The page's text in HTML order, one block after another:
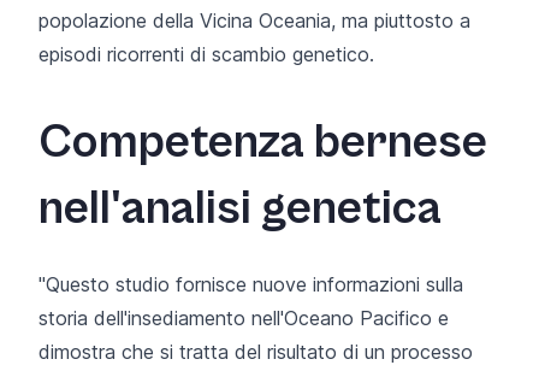
popolazione della Vicina Oceania, ma piuttosto a
episodi ricorrenti di scambio genetico.
Competenza bernese
nell'analisi genetica
"Questo studio fornisce nuove informazioni sulla
storia dell'insediamento nell'Oceano Pacifico e
dimostra che si tratta del risultato di un processo